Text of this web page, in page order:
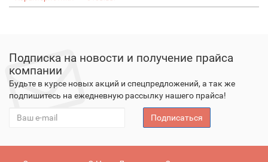
Подписка на новости и получение прайса
компании
Будьте в курсе новых акций и спецпредложений, а так же
подпишитесь на ежедневную рассылку нашего прайса!
Подписаться